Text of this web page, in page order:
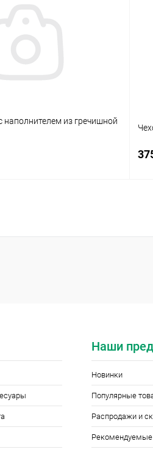
наполнителем из гречишной
Сравнение
Наши
Новинки
Популярные
Распродажи и
Рекомендуемые